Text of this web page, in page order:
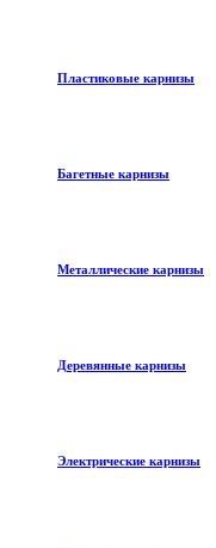
Пластиковые карнизы
Багетные карнизы
Металлические карнизы
Деревянные карнизы
Электрические карнизы